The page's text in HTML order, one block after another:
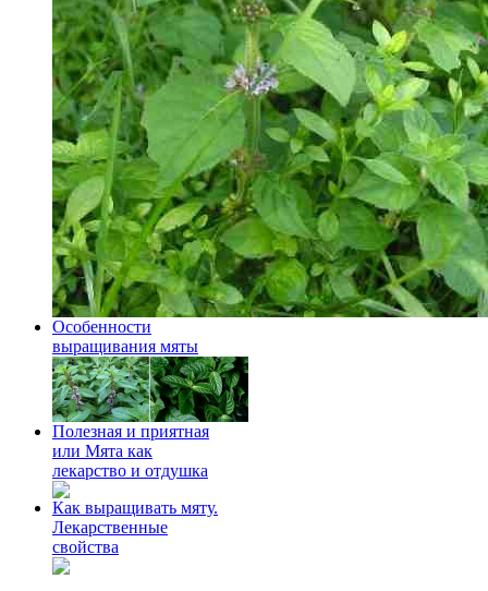
Особенности
выращивания мяты
Полезная и приятная
или Мята как
лекарство и отдушка
Как выращивать мяту.
Лекарственные
свойства